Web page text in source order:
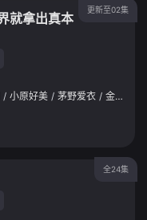
更新至02集
就拿出真本
/ 小原好美 / 茅野爱衣 / 金元寿子
全24集